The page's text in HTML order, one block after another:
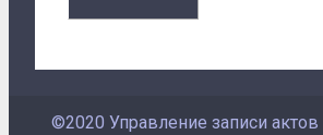
©2020 Управление записи актов